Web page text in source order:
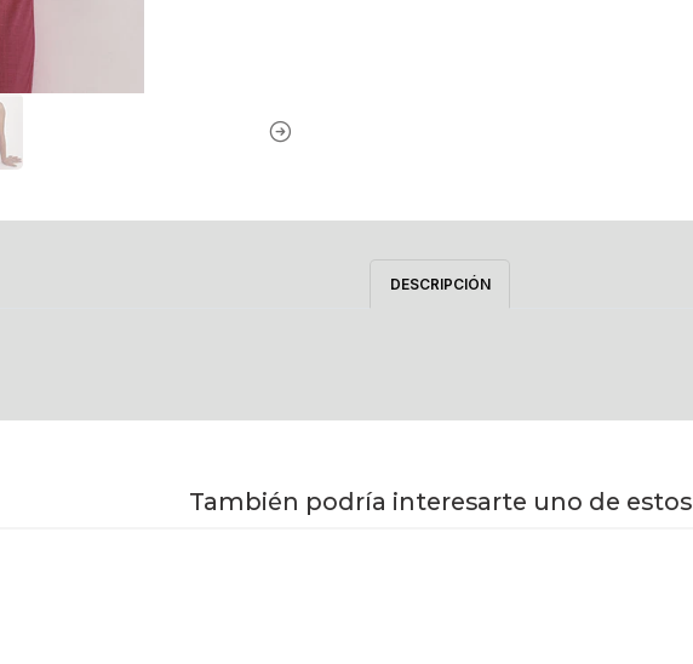
DESCRIPCIÓN
También podría interesarte uno de estos